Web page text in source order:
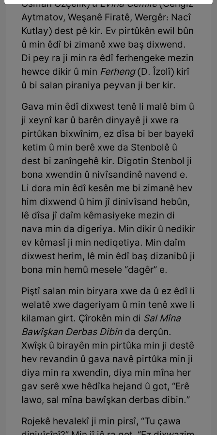
Osman Özçelik) ûEvîna Cemîlê(Cengiz
Aytmatov, Weşanê Firatê, Wergêr: Nacî
Kutlay) dest pê kir. Ev pirtûkên ewil bûn
û min êdî bi zimanê xwe baş dixwend.
Di pey ra ji min ra êdî ferhengeke mezin
hewce dikir û min Ferheng(D. Îzolî) kirî
û bi salan piraniya peyvan ji ber kir.
Gava min êdî dixwest tenê li malê bim û
ji xeynî kar û barên dinyayê ji xwe ra
pirtûkan bixwînim, ez dîsa bi ber bayekî
ketim û min berê xwe da Stenbolê û
dest bi zanîngehê kir. Digotin Stenbol ji
bona xwendin û nivîsandinê navend e.
Li dora min êdî kesên me bi zimanê hev
him dixwend û him jî dinivîsand hebûn,
lê dîsa jî daîm kêmasiyeke mezin di
nava min da digeriya. Min dikir û nedikir
ev kêmasî ji min nediqetiya. Min daîm
dixwest herim, lê min êdî baş dizanibû ji
bona min hemû mesele “dagêr” e.
Piştî salan min biryara xwe da û ez êdî li
welatê xwe dageriyam û min tenê xwe li
kilaman girt. Çîrokên min di Sal Mîna
Bawîşkan Derbas Dibinda derçûn.
Xwîşk û birayên min pirtûka min ji destê
hev revandin û gava navê pirtûka min ji
diya min ra xwendin, diya min mîna her
gav serê xwe hêdîka hejand û got, “Erê
lawo, sal mîna bawîşkan derbas dibin.”
Rojekê hevalekî ji min pirsî, “Tu çawa